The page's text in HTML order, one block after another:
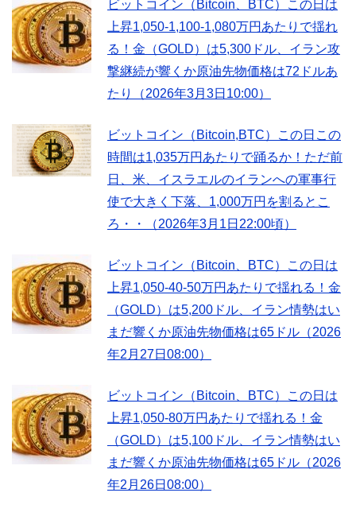
ビットコイン（Bitcoin、BTC）この日は
上昇1,050-1,100-1,080万円あたりで揺れ
る！金（GOLD）は5,300ドル、イラン攻
撃継続が響くか原油先物価格は72ドルあ
たり（2026年3月3日10:00）
ビットコイン（Bitcoin,BTC）この日この
時間は1,035万円あたりで踊るか！ただ前
日、米、イスラエルのイランへの軍事行
使で大きく下落、1,000万円を割るとこ
ろ・・（2026年3月1日22:00頃）
ビットコイン（Bitcoin、BTC）この日は
上昇1,050-40-50万円あたりで揺れる！金
（GOLD）は5,200ドル、イラン情勢はい
まだ響くか原油先物価格は65ドル（2026
年2月27日08:00）
ビットコイン（Bitcoin、BTC）この日は
上昇1,050-80万円あたりで揺れる！金
（GOLD）は5,100ドル、イラン情勢はい
まだ響くか原油先物価格は65ドル（2026
年2月26日08:00）